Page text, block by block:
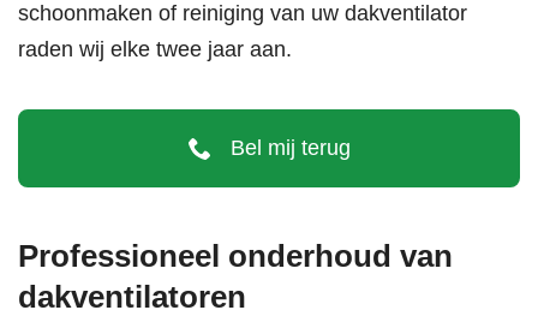
schoonmaken of reiniging van uw dakventilator
raden wij elke twee jaar aan.
Bel mij terug
Professioneel onderhoud van
dakventilatoren